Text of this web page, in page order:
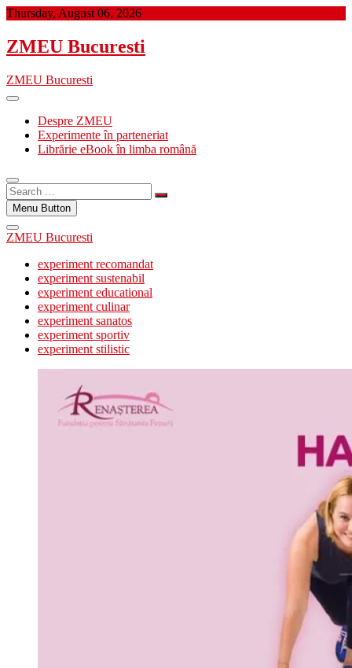
Skip
content
Thursday, August 06, 2026
ZMEU Bucuresti
ZMEU Bucuresti
Despre ZMEU
Experimente în parteneriat
Librărie eBook în limba română
Search
…Menu Button
ZMEU Bucuresti
experiment recomandat
experiment sustenabil
experiment educational
experiment culinar
experiment sanatos
experiment sportiv
experiment stilistic